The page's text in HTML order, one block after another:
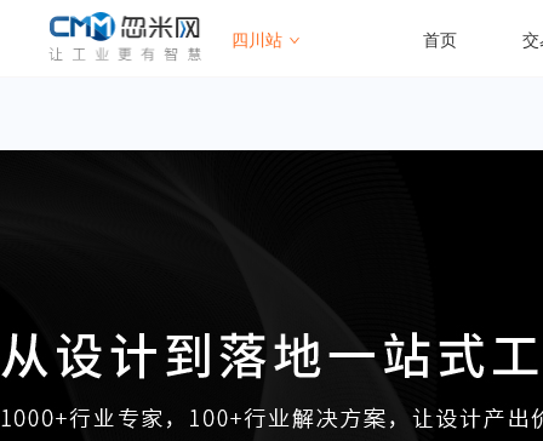
四川站 首页